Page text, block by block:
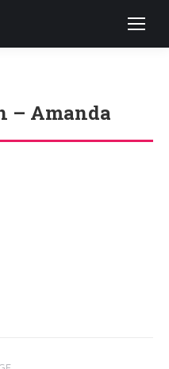
– Amanda
bent hier: